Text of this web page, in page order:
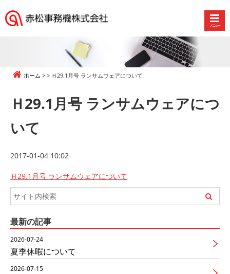
メニュー
社
ホーム Ｈ29.1月号 ランサムウェアについて
Ｈ29.1月号 ランサムウェアにつ
いて
2017-01-04 10:02
Ｈ29.1月号 ランサムウェアについて
最新の記事
2026-07-24
夏季休暇について
2026-07-15